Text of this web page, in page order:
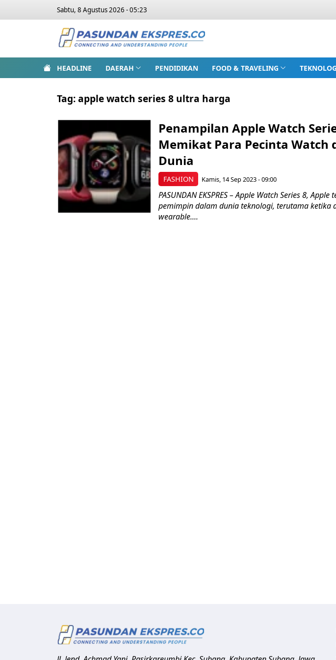
Sabtu, 8 Agustus 2026 - 05:23
HEADLINE DAERAH PENDIDIKAN FOOD & TRAVELING
Tag:apple watch series 8 ultra harga
FASHION
Penampilan Apple Watch
Memikat Para Pecinta Watch
Dunia
Kamis, 14 Sep 2023 - 09:00
PASUNDAN EKSPRES – Apple Watch Series 8,
pemimpin dalam dunia teknologi, terutama ketika
wearable....